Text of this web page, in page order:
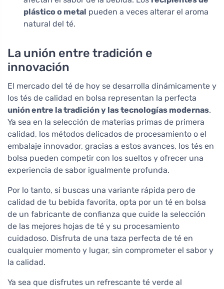
plástico o metal pueden a veces alterar el aroma
natural del té.
La unión entre tradición e
innovación
El mercado del té de hoy se desarrolla dinámicamente y
los tés de calidad en bolsa representan la perfecta
unión entre la tradición y las tecnologías modernas.
Ya sea en la selección de materias primas de primera
calidad, los métodos delicados de procesamiento o el
embalaje innovador, gracias a estos avances, los tés en
bolsa pueden competir con los sueltos y ofrecer una
experiencia de sabor igualmente profunda.
Por lo tanto, si buscas una variante rápida pero de
calidad de tu bebida favorita, opta por un té en bolsa
de un fabricante de confianza que cuide la selección
de las mejores hojas de té y su procesamiento
cuidadoso. Disfruta de una taza perfecta de té en
cualquier momento y lugar, sin comprometer el sabor y
la calidad.
Ya sea que disfrutes un refrescante té verde al